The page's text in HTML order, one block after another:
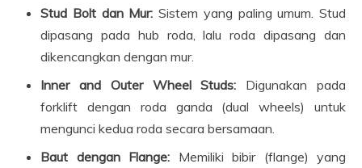
Stud Bolt dan Mur: Sistem yang paling umum. Stud
dipasang pada hub roda, lalu roda dipasang dan
dikencangkan dengan mur.
Inner and Outer Wheel Studs: Digunakan pada
forklift dengan roda ganda (dual wheels) untuk
mengunci kedua roda secara bersamaan.
Baut dengan Flange: Memiliki bibir (flange) yang